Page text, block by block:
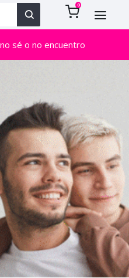
0
sé o no encuentro